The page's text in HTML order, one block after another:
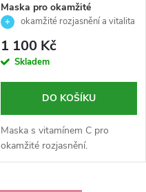
Maska pro okamžité
rozjasnění pleti - Power C+ -
okamžité rozjasnění a vitalita
1 100 Kč
Skladem
DO KOŠÍKU
Maska s vitamínem C pro
okamžité rozjasnění.